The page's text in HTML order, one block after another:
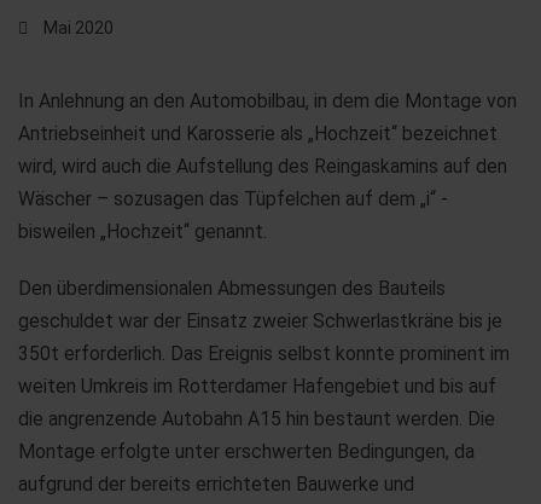
Mai 2020
In Anlehnung an den Automobilbau, in dem die Montage von
Antriebseinheit und Karosserie als „Hochzeit“ bezeichnet
wird, wird auch die Aufstellung des Reingaskamins auf den
Wäscher – sozusagen das Tüpfelchen auf dem „i“ -
bisweilen „Hochzeit“ genannt.
Den überdimensionalen Abmessungen des Bauteils
geschuldet war der Einsatz zweier Schwerlastkräne bis je
350t erforderlich. Das Ereignis selbst konnte prominent im
weiten Umkreis im Rotterdamer Hafengebiet und bis auf
die angrenzende Autobahn A15 hin bestaunt werden. Die
Montage erfolgte unter erschwerten Bedingungen, da
aufgrund der bereits errichteten Bauwerke und